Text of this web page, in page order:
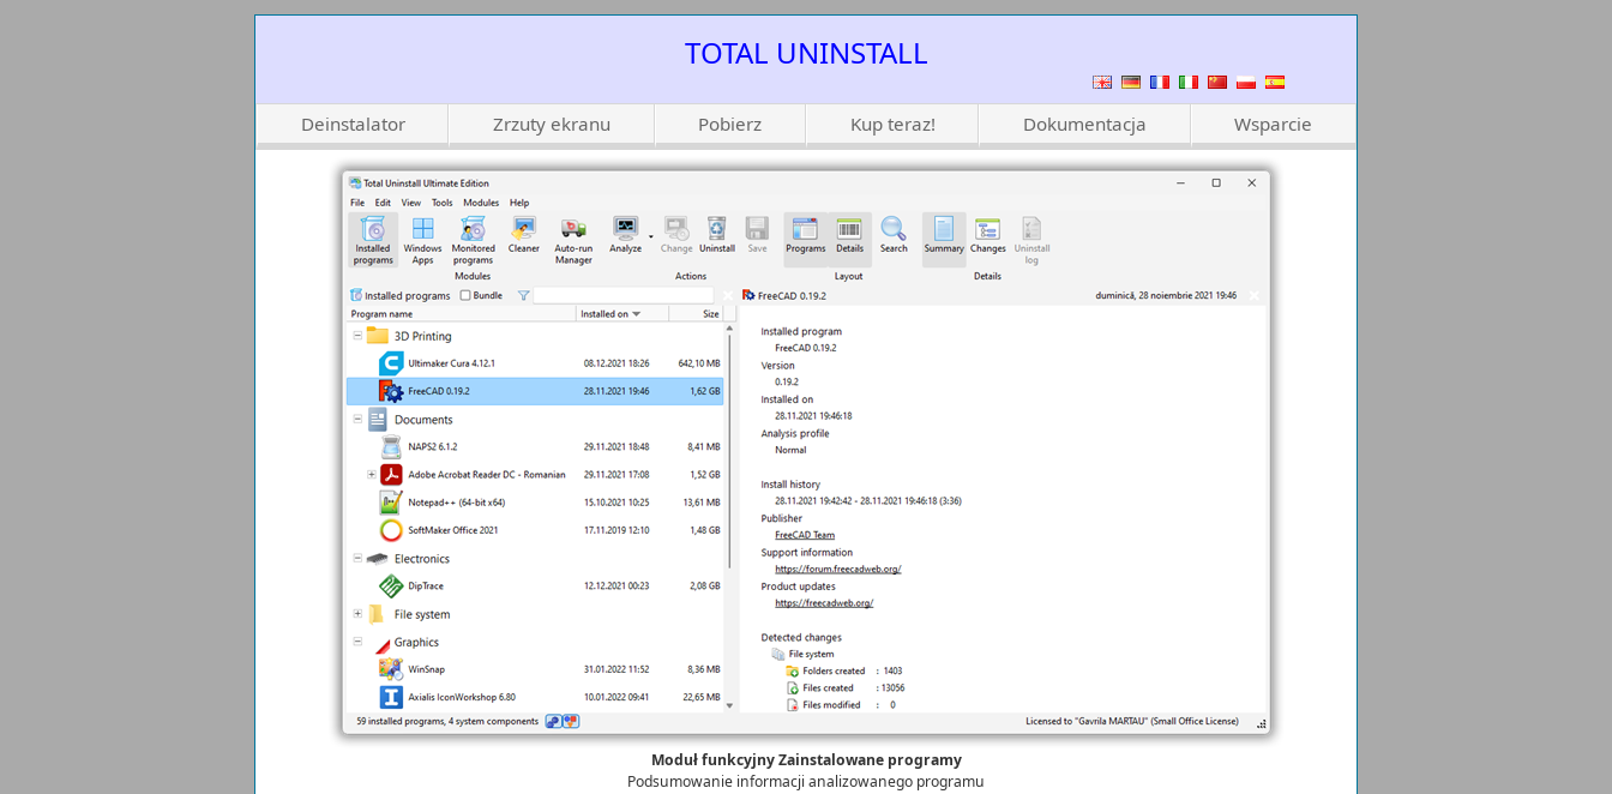
TOTAL UNINSTALL
Deinstalator Zrzuty ekranu Pobierz Kup teraz! Dokumentacja Wsparcie
Moduł funkcyjny Zainstalowane programy
Podsumowanie informacji analizowanego programu